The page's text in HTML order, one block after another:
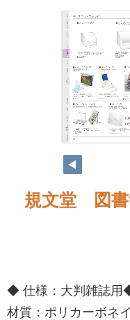
規文堂 図書
◆ 仕様：大判雑誌
材質：ポリカーボネ